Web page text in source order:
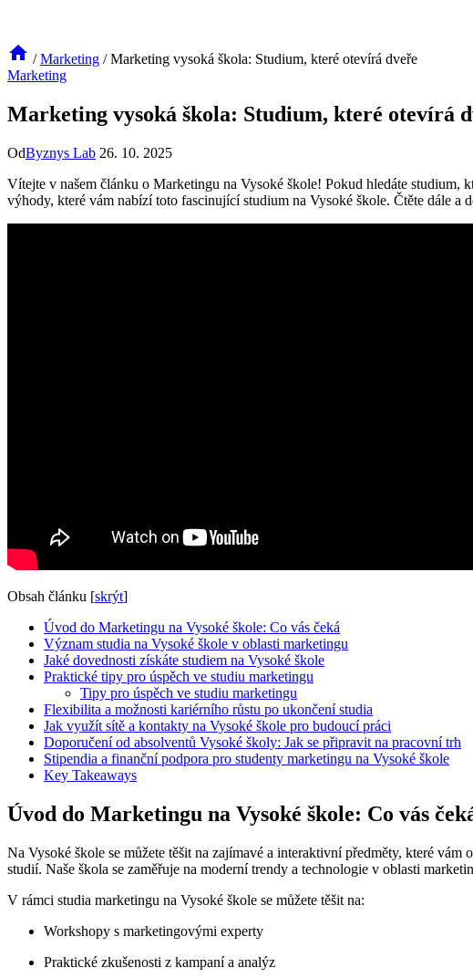
/ Marketing / Marketing vysoká škola: Studium, které otevírá dveře
Marketing
Marketing vysoká škola: Studium, které otevírá
OdByznys Lab 26. 10. 2025
Vítejte⁤ v našem článku o ⁣Marketingu na Vysoké škole! Pokud hledáte studium,
výhody, které ‍vám nabízí toto fascinující⁣ studium na Vysoké škole. Čtěte dále a
Obsah článku [skrýt]
Úvod do Marketingu na Vysoké škole: Co vás‍ čeká
Význam⁤ studia na Vysoké škole⁣ v oblasti marketingu
Jaké dovednosti získáte‍ studiem na Vysoké škole
Praktické tipy pro úspěch⁣ ve studiu marketingu
Tipy pro úspěch ve ​studiu marketingu
Flexibilita a možnosti kariérního růstu po⁢ ukončení studia
Jak ⁣využít​ sítě a kontakty na Vysoké ‍škole pro ‍budoucí práci
Doporučení od absolventů ‍Vysoké školy: Jak se připravit na pracovní trh
Stipendia ‍a⁢ finanční podpora pro studenty marketingu na Vysoké škole
Key Takeaways
Úvod do Marketingu na Vysoké škole: Co vás‍
Na Vysoké ‌škole se můžete ⁤těšit⁤ na zajímavé a interaktivní předměty, které
studií. Naše‌ škola se zaměřuje na moderní trendy a technologie⁤ v ​oblasti
V rámci​ studia marketingu na Vysoké⁤ škole se můžete těšit na:
Workshopy s⁤ marketingovými experty
Praktické ⁣zkušenosti z kampaní a analýz